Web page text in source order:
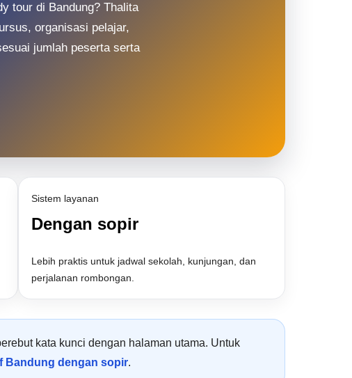
tour di Bandung? Thalita
organisasi pelajar,
jumlah peserta serta
Sistem layanan
Dengan sopir
Lebih praktis untuk jadwal sekolah, kunjungan, dan
perjalanan rombongan.
kata kunci dengan halaman utama. Untuk
Bandung dengan sopir.